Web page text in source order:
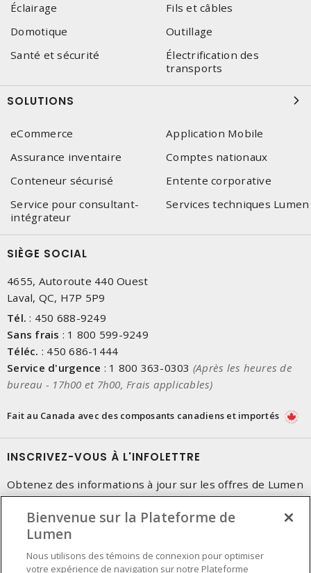
Éclairage
Fils et câbles
Domotique
Outillage
Santé et sécurité
Électrification des
transports
SOLUTIONS
eCommerce
Application Mobile
Assurance inventaire
Comptes nationaux
Conteneur sécurisé
Entente corporative
Service pour consultant-
intégrateur
Services techniques Lumen
SIÈGE SOCIAL
4655, Autoroute 440 Ouest
Laval, QC, H7P 5P9
Tél. : 450 688-9249
Sans frais : 1 800 599-9249
Téléc. : 450 686-1444
Service d'urgence : 1 800 363-0303 (Après les heures de
bureau - 17h00 et 7h00, Frais applicables)
Fait au Canada avec des composants canadiens et importés
INSCRIVEZ-VOUS À L'INFOLETTRE
Obtenez des informations à jour sur les offres de Lumen
Bienvenue sur la Plateforme de
Lumen
Nous utilisons des témoins de connexion pour optimiser
votre expérience de navigation sur notre Plateforme